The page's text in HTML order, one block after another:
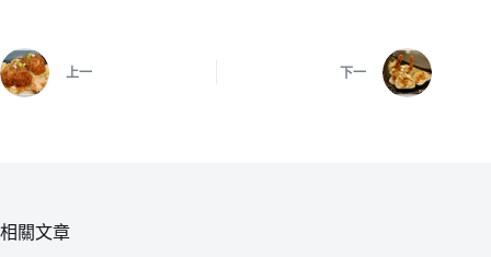
上一 下一
相關文章